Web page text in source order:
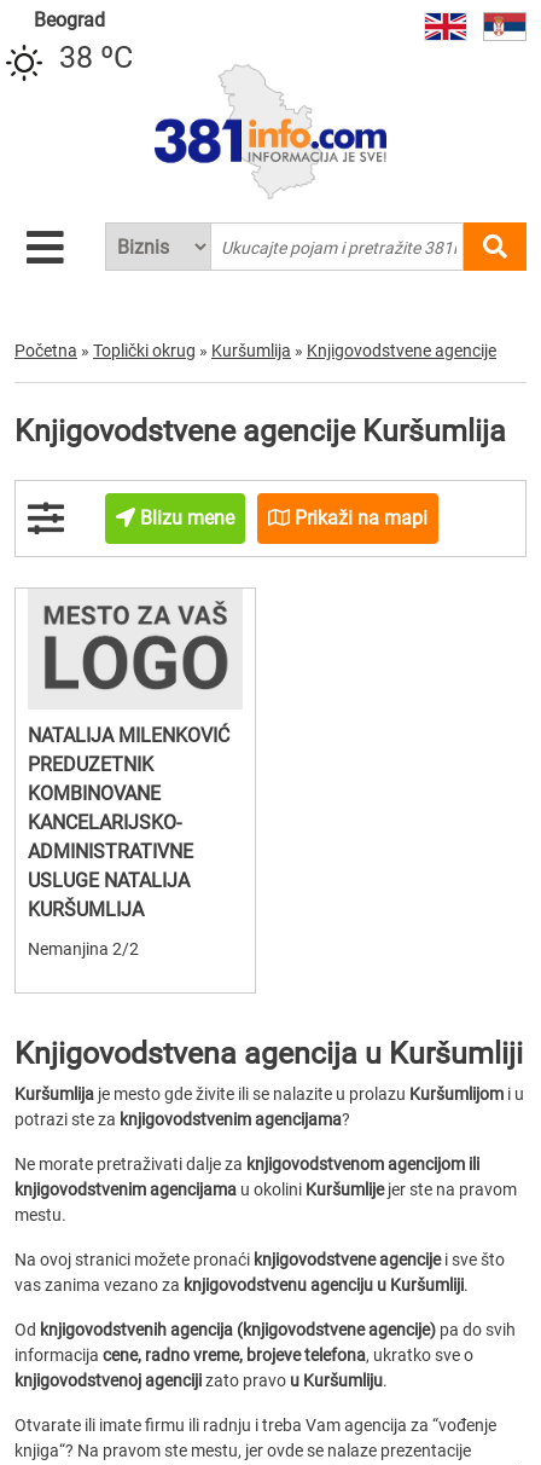
Beograd
38 ºC
Početna » Toplički okrug » Kuršumlija » Knjigovodstvene agencije
Knjigovodstvene agencije Kuršumlija
Blizu mene Prikaži na mapi
NATALIJA MILENKOVIĆ
PREDUZETNIK
KOMBINOVANE
KANCELARIJSKO-
ADMINISTRATIVNE
USLUGE NATALIJA
KURŠUMLIJA
Nemanjina 2/2
Knjigovodstvena agencija u Kuršumliji
Kuršumlija je mesto gde živite ili se nalazite u prolazu Kuršumlijom i u
potrazi ste za knjigovodstvenim agencijama?
Ne morate pretraživati dalje za knjigovodstvenom agencijom ili
knjigovodstvenim agencijama u okolini Kuršumlijejer ste na pravom
mestu.
Na ovoj stranici možete pronaći knjigovodstvene agencijei sve što
vas zanima vezano za knjigovodstvenu agenciju u Kuršumliji.
Od knjigovodstvenih agencija (knjigovodstvene agencije) pa do svih
informacija cene, radno vreme, brojeve telefona, ukratko sve o
knjigovodstvenoj agencijizato pravo u Kuršumliju.
Otvarate ili imate firmu ili radnju i treba Vam agencija za “vođenje
knjiga“? Na pravom ste mestu, jer ovde se nalaze prezentacije